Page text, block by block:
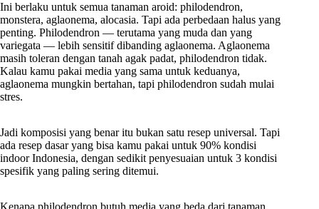
Ini berlaku untuk semua tanaman aroid: philodendron,
monstera, aglaonema, alocasia. Tapi ada perbedaan halus yang
penting. Philodendron — terutama yang muda dan yang
variegata — lebih sensitif dibanding aglaonema. Aglaonema
masih toleran dengan tanah agak padat, philodendron tidak.
Kalau kamu pakai media yang sama untuk keduanya,
aglaonema mungkin bertahan, tapi philodendron sudah mulai
stres.
Jadi komposisi yang benar itu bukan satu resep universal. Tapi
ada resep dasar yang bisa kamu pakai untuk 90% kondisi
indoor Indonesia, dengan sedikit penyesuaian untuk 3 kondisi
spesifik yang paling sering ditemui.